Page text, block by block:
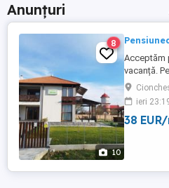
Anunțuri
10
8
Acceptăm
vacanță.
localitatea
vă oferă
petrecerea
Situată la
ieri
38